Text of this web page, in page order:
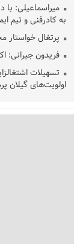
میراسماعیلی:
به کادرفنی و تیم
پرتغال خواستار
فریدون جیرانی:
تسهیلات
اولویت‌های گیلان
قلعه‌نویی مشخص